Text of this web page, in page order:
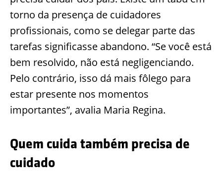
torno da presença de cuidadores
profissionais, como se delegar parte das
tarefas significasse abandono. “Se você está
bem resolvido, não está negligenciando.
Pelo contrário, isso dá mais fôlego para
estar presente nos momentos
importantes”, avalia Maria Regina.
Quem cuida também precisa de
cuidado